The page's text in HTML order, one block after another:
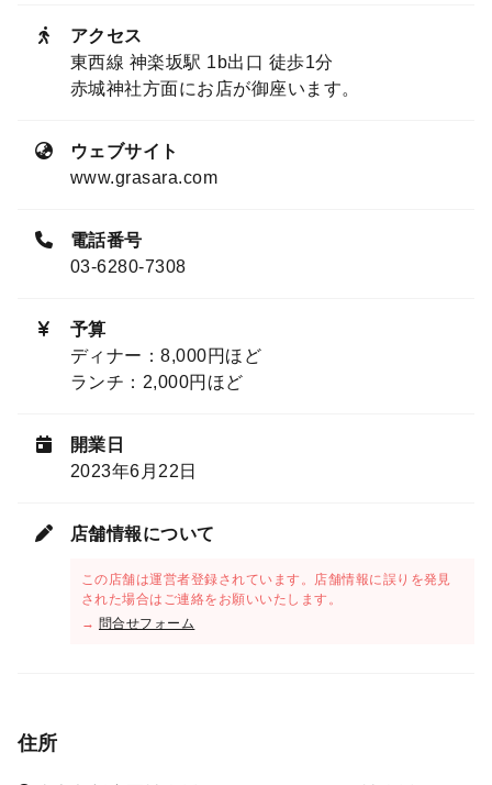
アクセス
東西線 神楽坂駅 1b出口 徒歩1分
赤城神社方面にお店が御座います。
ウェブサイト
www.grasara.com
電話番号
03-6280-7308
予算
ディナー：8,000円ほど
ランチ：2,000円ほど
開業日
2023年6月22日
店舗情報について
この店舗は運営者登録されています。店舗情報に誤りを発見
された場合はご連絡をお願いいたします。
→ 問合せフォーム
住所